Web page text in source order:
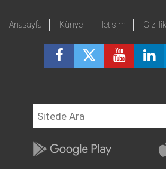
Anasayfa Künye İletişim